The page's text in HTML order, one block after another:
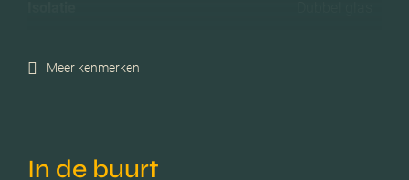
Verwarming
Meer kenmerken
In de buurt